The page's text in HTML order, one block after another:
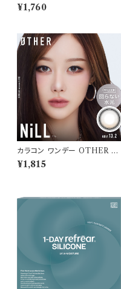
OR：ブリスオーラ】1箱 10枚入
ワナフ ワンデー キムミンジュ K
レンズ
¥1,760
カラコン ワンデー OTHER ア
ザー 【COLOR：NiLL - ニル
(ブラウン)】NEWデビュー 1day
度あり 度なし 水光レンズ 固定
¥1,815